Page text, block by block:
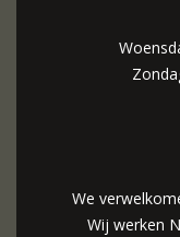
We
Wij werken